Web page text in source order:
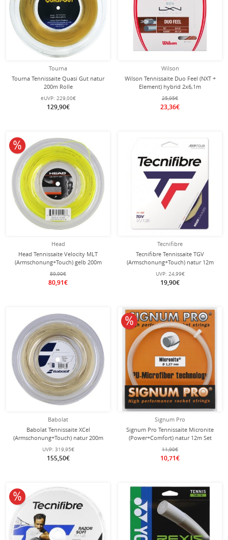
Tourna
Tourna Tennissaite Quasi Gut natur
200m Rolle
eUVP: 229,00€
129,90€
Wilson
Wilson Tennissaite Duo Feel (NXT +
Element) hybrid 2x6,1m
25,95€
23,36€
Head
Head Tennissaite Velocity MLT
(Armschonung+Touch) gelb 200m
Rolle
89,90€
80,91€
10% reduziert
Tecnifibre
Tecnifibre Tennissaite TGV
(Armschonung+Touch) natur 12m
Set
UVP: 24,99€
19,90€
Babolat
Babolat Tennissaite XCel
(Armschonung+Touch) natur 200m
Rolle
UVP: 319,95€
155,50€
Signum Pro
Signum Pro Tennissaite Micronite
(Power+Comfort) natur 12m Set
11,90€
10,71€
10% reduziert
10% reduziert